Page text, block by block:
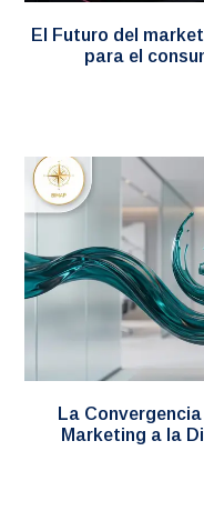
El Futuro del
para el
La
Marketing a la